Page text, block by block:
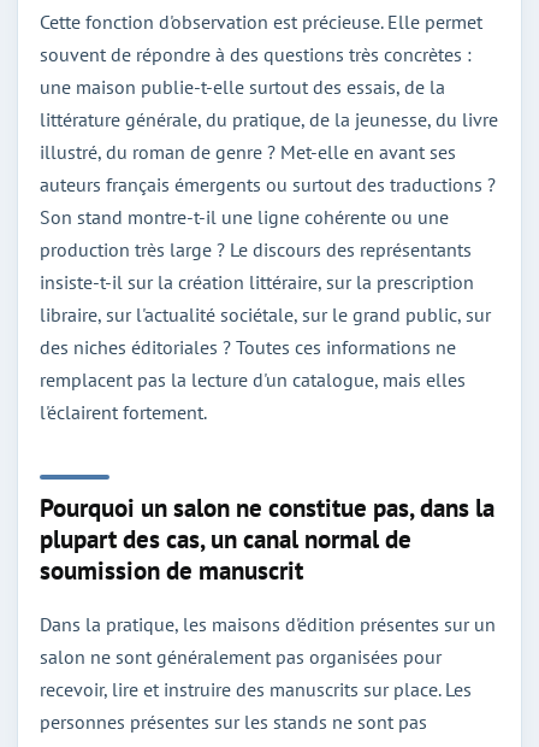
Cette fonction d'observation est précieuse. Elle permet
souvent de répondre à des questions très concrètes :
une maison publie-t-elle surtout des essais, de la
littérature générale, du pratique, de la jeunesse, du livre
illustré, du roman de genre ? Met-elle en avant ses
auteurs français émergents ou surtout des traductions ?
Son stand montre-t-il une ligne cohérente ou une
production très large ? Le discours des représentants
insiste-t-il sur la création littéraire, sur la prescription
libraire, sur l'actualité sociétale, sur le grand public, sur
des niches éditoriales ? Toutes ces informations ne
remplacent pas la lecture d'un catalogue, mais elles
l'éclairent fortement.
Pourquoi un salon ne constitue pas, dans la
plupart des cas, un canal normal de
soumission de manuscrit
Dans la pratique, les maisons d'édition présentes sur un
salon ne sont généralement pas organisées pour
recevoir, lire et instruire des manuscrits sur place. Les
personnes présentes sur les stands ne sont pas